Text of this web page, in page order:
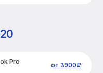
Pro
от 3900₽